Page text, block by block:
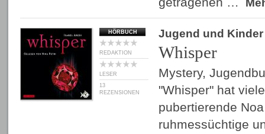
HÖRBUCH
REDAKTION
LESER
13
REZENSIONEN
Jugend und Kinder
Whisper
Mystery,
"Whisper" hat
pubertierende
ruhmessüchtige